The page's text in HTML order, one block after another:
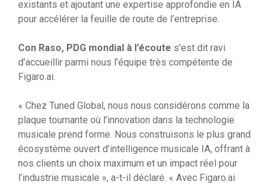
existants et ajoutant une expertise approfondie en IA
pour accélérer la feuille de route de l’entreprise.
Con Raso, PDG mondial à l’écoute s’est dit ravi
d’accueillir parmi nous l’équipe très compétente de
Figaro.ai.
« Chez Tuned Global, nous nous considérons comme la
plaque tournante où l’innovation dans la technologie
musicale prend forme. Nous construisons le plus grand
écosystème ouvert d’intelligence musicale IA, offrant à
nos clients un choix maximum et un impact réel pour
l’industrie musicale », a-t-il déclaré. « Avec Figaro.ai